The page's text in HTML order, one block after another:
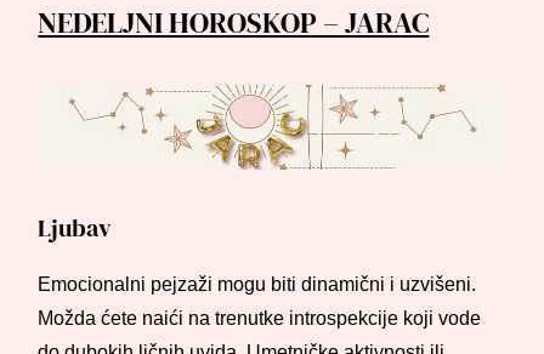
NEDELJNI HOROSKOP – JARAC
Ljubav
Emocionalni pejzaži mogu biti dinamični i uzvišeni.
Možda ćete naići na trenutke introspekcije koji vode